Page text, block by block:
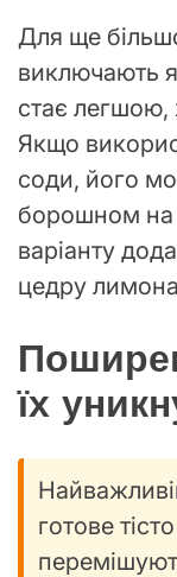
Для ще
виключають
стає легшою,
Якщо
соди, його
борошном на
варіанту
цедру
їх
готове